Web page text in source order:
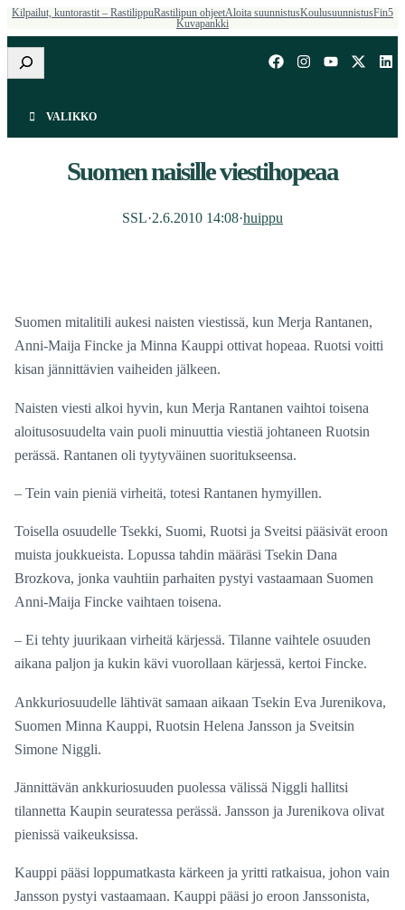
Kilpailut, kuntorastit – RastilippuRastilipun ohjeetAloita suunnistusKoulusuunnistusFin5
Kuvapankki
Etsi
VALIKKO
Suomen naisille viestihopeaa
SSL·2.6.2010 14:08·huippu
Suomen mitalitili aukesi naisten viestissä, kun Merja Rantanen,
Anni-Maija Fincke ja Minna Kauppi ottivat hopeaa. Ruotsi voitti
kisan jännittävien vaiheiden jälkeen.
Naisten viesti alkoi hyvin, kun Merja Rantanen vaihtoi toisena
aloitusosuudelta vain puoli minuuttia viestiä johtaneen Ruotsin
perässä. Rantanen oli tyytyväinen suoritukseensa.
– Tein vain pieniä virheitä, totesi Rantanen hymyillen.
Toisella osuudelle Tsekki, Suomi, Ruotsi ja Sveitsi pääsivät eroon
muista joukkueista. Lopussa tahdin määräsi Tsekin Dana
Brozkova, jonka vauhtiin parhaiten pystyi vastaamaan Suomen
Anni-Maija Fincke vaihtaen toisena.
– Ei tehty juurikaan virheitä kärjessä. Tilanne vaihtele osuuden
aikana paljon ja kukin kävi vuorollaan kärjessä, kertoi Fincke.
Ankkuriosuudelle lähtivät samaan aikaan Tsekin Eva Jurenikova,
Suomen Minna Kauppi, Ruotsin Helena Jansson ja Sveitsin
Simone Niggli.
Jännittävän ankkuriosuuden puolessa välissä Niggli hallitsi
tilannetta Kaupin seuratessa perässä. Jansson ja Jurenikova olivat
pienissä vaikeuksissa.
Kauppi pääsi loppumatkasta kärkeen ja yritti ratkaisua, johon vain
Jansson pystyi vastaamaan. Kauppi pääsi jo eroon Janssonista,